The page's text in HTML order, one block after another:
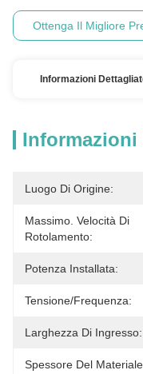
Ottenga Il Migliore
Informazioni
Informazioni
Luogo Di Origine:
Massimo. Velocità Di
Rotolamento:
Potenza Installata:
Tensione/frequenza:
Larghezza Di Ingresso:
Spessore Del